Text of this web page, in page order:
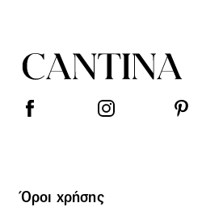
Όροι χρήσης